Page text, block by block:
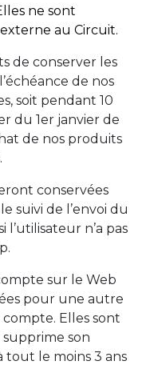
ne sont
au Circuit.
de conserver les
de nos
soit pendant 10
du 1er janvier de
de nos produits
conservées
suivi de l’envoi du
n’a pas
sur le Web
pour une autre
Elles sont
supprime son
tout le moins 3 ans